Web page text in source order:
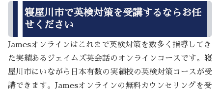
寝屋川市で英検対策を受講するならお任
せください
Jamesオンラインはこれまで英検対策を数多く指導してき
た実績あるジェイムズ英会話のオンラインコースです。寝
屋川市にいながら日本有数の実績校の英検対策コースが受
講できます。Jamesオンラインの無料カウンセリングを受